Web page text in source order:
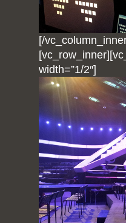
[/
width=”1/2″]